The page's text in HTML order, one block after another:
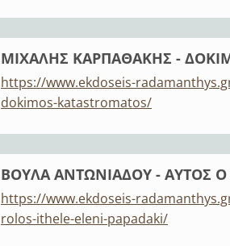
ΜΙΧΑΛΗΣ ΚΑΡΠΑΘΑΚΗΣ -
https://www.ekdoseis-
dokimos-katastromatos/
ΒΟΥΛΑ ΑΝΤΩΝΙΑΔΟΥ - ΑΥΤΟΣ
https://www.ekdoseis-
rolos-ithele-eleni-papadaki/